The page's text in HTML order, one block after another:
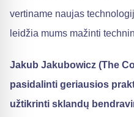
vertiname naujas
leidžia mums mažinti
Jakub Jakubowicz (The
pasidalinti geriausios
užtikrinti sklandų